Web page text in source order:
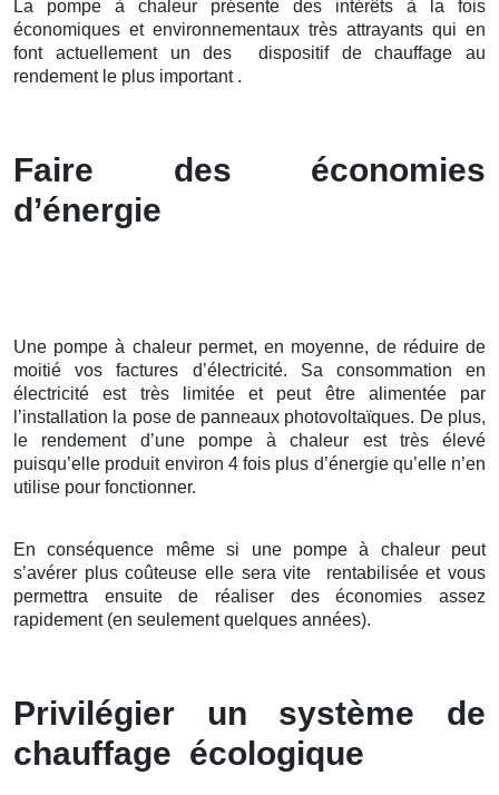
La pompe à chaleur présente des intérêts à la fois
économiques et environnementaux très attrayants qui en
font actuellement un des dispositif de chauffage au
rendement le plus important .
Faire des économies
d’énergie
Une pompe à chaleur permet, en moyenne, de réduire de
moitié vos factures d’électricité. Sa consommation en
électricité est très limitée et peut être alimentée par
l’installation la pose de panneaux photovoltaïques. De plus,
le rendement d’une pompe à chaleur est très élevé
puisqu’elle produit environ 4 fois plus d’énergie qu’elle n’en
utilise pour fonctionner.
En conséquence même si une pompe à chaleur peut
s’avérer plus coûteuse elle sera vite rentabilisée et vous
permettra ensuite de réaliser des économies assez
rapidement (en seulement quelques années).
Privilégier un système de
chauffage écologique